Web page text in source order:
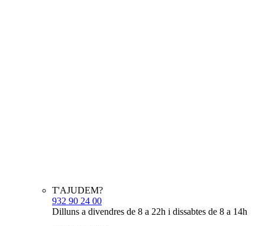
T'AJUDEM?
932 90 24 00
Dilluns a divendres de 8 a 22h i dissabtes de 8 a 14h